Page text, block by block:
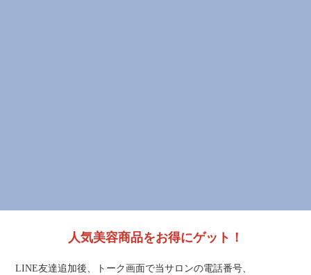
人気美容商品をお得にゲット！
LINE友達追加後、トーク画面で当サロンの電話番号、